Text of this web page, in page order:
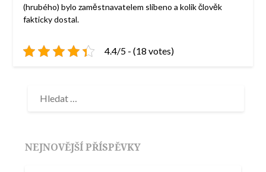
(hrubého) bylo zaměstnavatelem slíbeno a kolik člověk
fakticky dostal.
4.4/5 - (18 votes)
NEJNOVĚJŠÍ PŘÍSPĚVKY